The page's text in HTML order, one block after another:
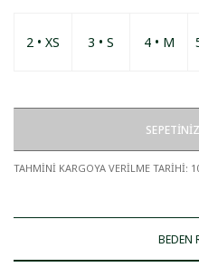
2 • XS 3 • S 4 • M
TAHMİNİ KARGOYA VERİLME TARİHİ:
BEDEN